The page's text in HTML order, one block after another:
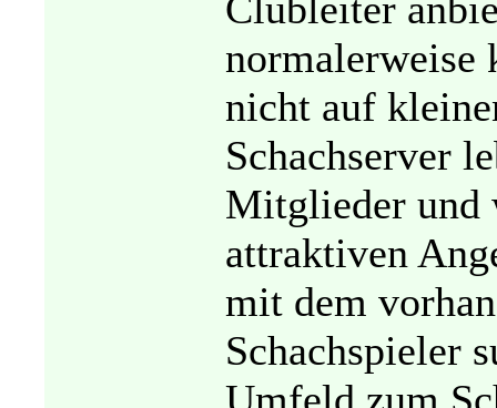
normalerweise
nicht auf
Schachserver
Mitglieder und
attraktiven
mit dem
Schachspieler